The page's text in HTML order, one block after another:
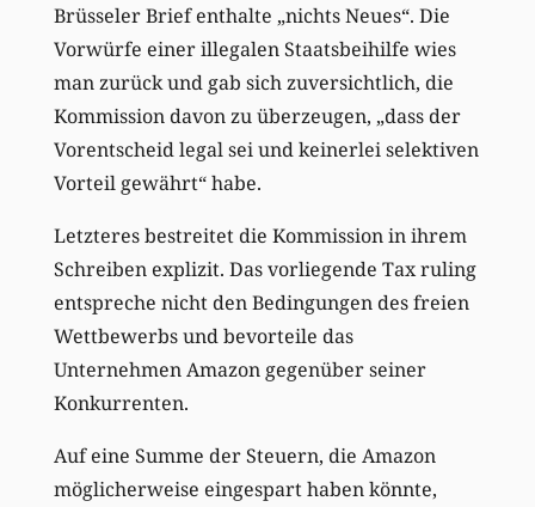
Brüsseler Brief enthalte „nichts Neues“. Die
Vorwürfe einer illegalen Staatsbeihilfe wies
man zurück und gab sich zuversichtlich, die
Kommission davon zu überzeugen, „dass der
Vorentscheid legal sei und keinerlei selektiven
Vorteil gewährt“ habe.
Letzteres bestreitet die Kommission in ihrem
Schreiben explizit. Das vorliegende Tax ruling
entspreche nicht den Bedingungen des freien
Wettbewerbs und bevorteile das
Unternehmen Amazon gegenüber seiner
Konkurrenten.
Auf eine Summe der Steuern, die Amazon
möglicherweise eingespart haben könnte,